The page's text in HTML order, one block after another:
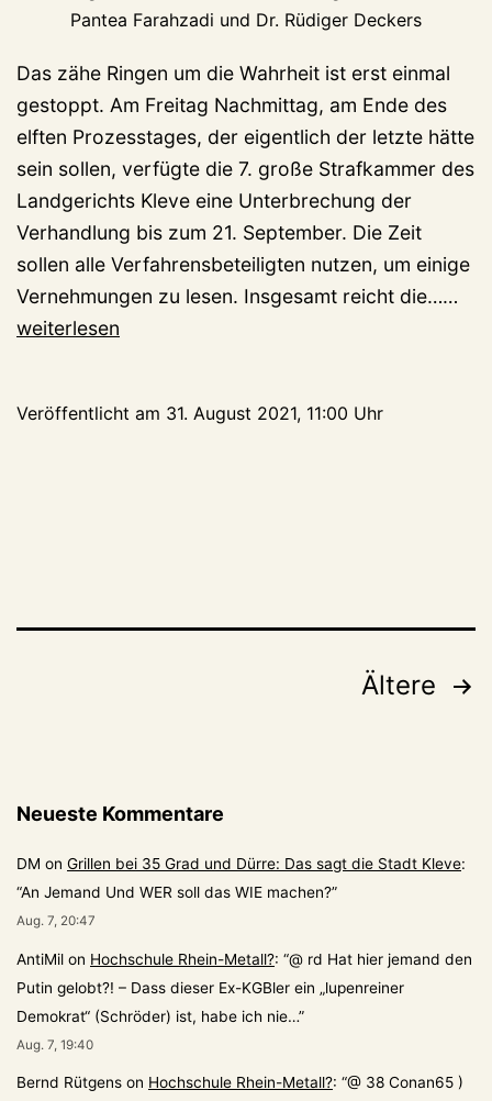
Pantea Farahzadi und Dr. Rüdiger Deckers
Das zähe Ringen um die Wahrheit ist erst einmal
gestoppt. Am Freitag Nachmittag, am Ende des
elften Prozesstages, der eigentlich der letzte hätte
sein sollen, verfügte die 7. große Strafkammer des
Landgerichts Kleve eine Unterbrechung der
Verhandlung bis zum 21. September. Die Zeit
sollen alle Verfahrensbeteiligten nutzen, um einige
Vernehmungen zu lesen. Insgesamt reicht die……
weiterlesen
Veröffentlicht am 31. August 2021, 11:00 Uhr
Seitennummerierung
Ältere
Neueste Kommentare
DM on Grillen bei 35 Grad und Dürre: Das sagt die Stadt Kleve:
“An Jemand Und WER soll das WIE machen?”
Aug. 7, 20:47
AntiMil on Hochschule Rhein-Metall?: “@ rd Hat hier jemand den
Putin gelobt?! – Dass dieser Ex-KGBler ein „lupenreiner
Demokrat“ (Schröder) ist, habe ich nie…”
Aug. 7, 19:40
Bernd Rütgens on Hochschule Rhein-Metall?: “@ 38 Conan65 )